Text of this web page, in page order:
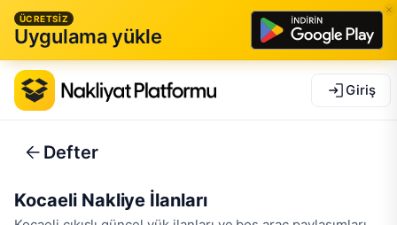
ÜCRETSİZ
Uygulama yükle
Giriş
Defter
Kocaeli Nakliye İlanları